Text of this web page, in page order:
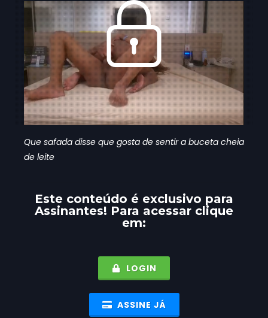
Que safada disse que gosta de sentir a buceta cheia
de leite
Este conteúdo é exclusivo para
Assinantes! Para acessar clique
em:
LOGIN
ASSINE JÁ